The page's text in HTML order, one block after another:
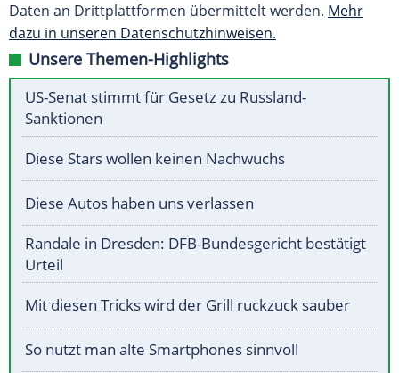
Daten an Drittplattformen übermittelt werden. Mehr
dazu in unseren Datenschutzhinweisen.
Unsere Themen-Highlights
US-Senat stimmt für Gesetz zu Russland-
Sanktionen
Diese Stars wollen keinen Nachwuchs
Diese Autos haben uns verlassen
Randale in Dresden: DFB-Bundesgericht bestätigt
Urteil
Mit diesen Tricks wird der Grill ruckzuck sauber
So nutzt man alte Smartphones sinnvoll